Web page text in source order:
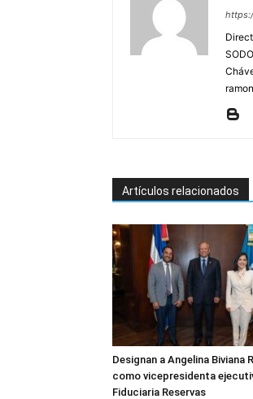
Artículos relacionados
Designan a Angelina Biviana
como vicepresidenta
Fiduciaria Reservas